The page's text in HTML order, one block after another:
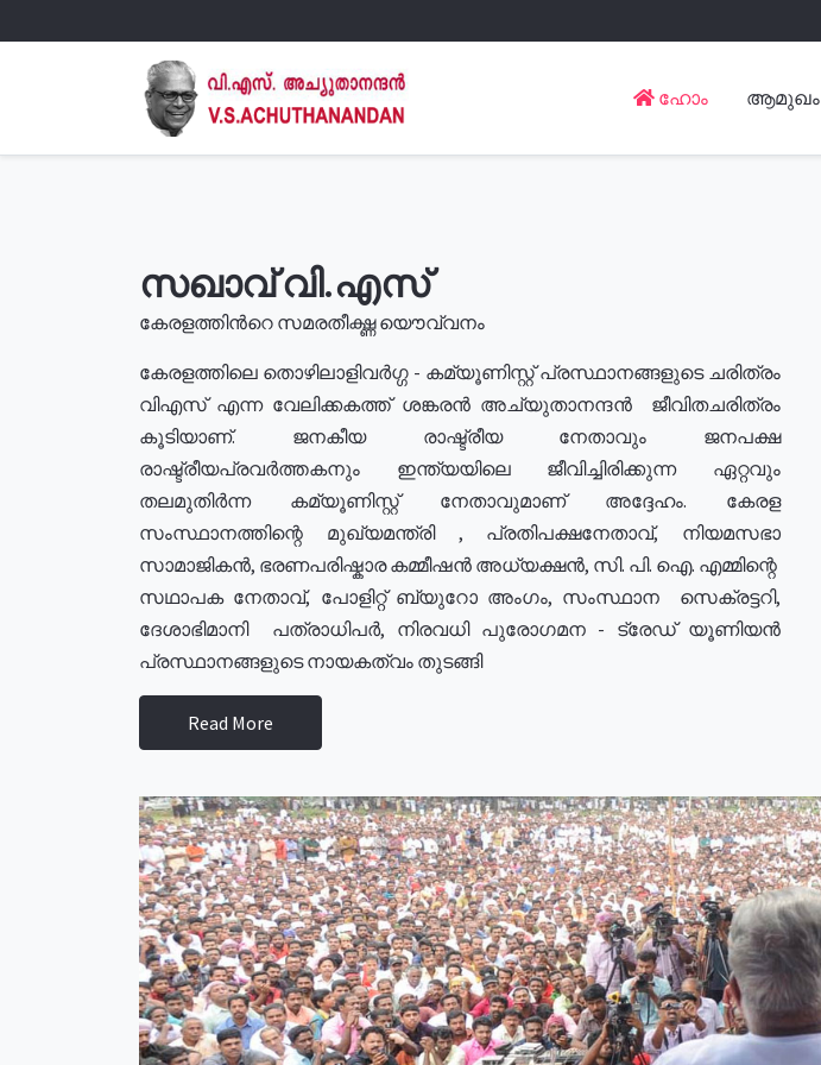
ഹോം ആമുഖം
സഖാവ് വി.എസ്
കേരളത്തിൻറെ സമരതീക്ഷ്ണ യൌവ്വനം
കേരളത്തിലെ തൊഴിലാളിവർഗ്ഗ - കമ്യൂണിസ്റ്റ് പ്രസ്ഥാനങ്ങളുടെ ചരിത്രം
വിഎസ് എന്ന വേലിക്കകത്ത് ശങ്കരൻ അച്യുതാനന്ദൻ ജീവിതചരിത്രം
കൂടിയാണ്. ജനകീയ രാഷ്ട്രീയ നേതാവും ജനപക്ഷ
രാഷ്ട്രീയപ്രവർത്തകനും ഇന്ത്യയിലെ ജീവിച്ചിരിക്കുന്ന ഏറ്റവും
തലമുതിർന്ന കമ്യൂണിസ്റ്റ് നേതാവുമാണ് അദ്ദേഹം. കേരള
സംസ്ഥാനത്തിന്റെ മുഖ്യമന്ത്രി , പ്രതിപക്ഷനേതാവ്, നിയമസഭാ
സാമാജികൻ, ഭരണപരിഷ്കാര കമ്മീഷൻ അധ്യക്ഷൻ, സി. പി. ഐ. എമ്മിന്റെ
സഥാപക നേതാവ്, പോളിറ്റ് ബ്യുറോ അംഗം, സംസ്ഥാന സെക്രട്ടറി,
ദേശാഭിമാനി പത്രാധിപർ, നിരവധി പുരോഗമന - ട്രേഡ് യൂണിയൻ
പ്രസ്ഥാനങ്ങളുടെ നായകത്വം തുടങ്ങി
Read More